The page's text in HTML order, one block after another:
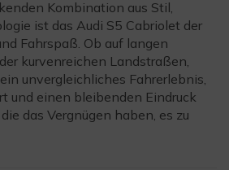
Kombination aus Stil,
ist das Audi S5 Cabriolet der
Fahrspaß. Ob auf langen
kurvenreichen Landstraßen,
unvergleichliches Fahrerlebnis,
und einen bleibenden Eindruck
das Vergnügen haben, es zu